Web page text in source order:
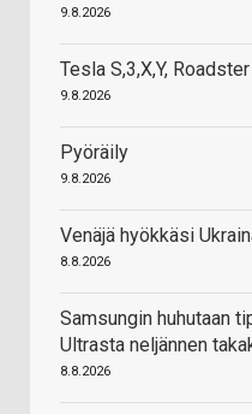
9.8.2026
Tesla S,3,X,Y,
9.8.2026
Pyöräily
9.8.2026
Venäjä hyökkäsi
8.8.2026
Samsungin huhutaan
Ultrasta neljännen
8.8.2026